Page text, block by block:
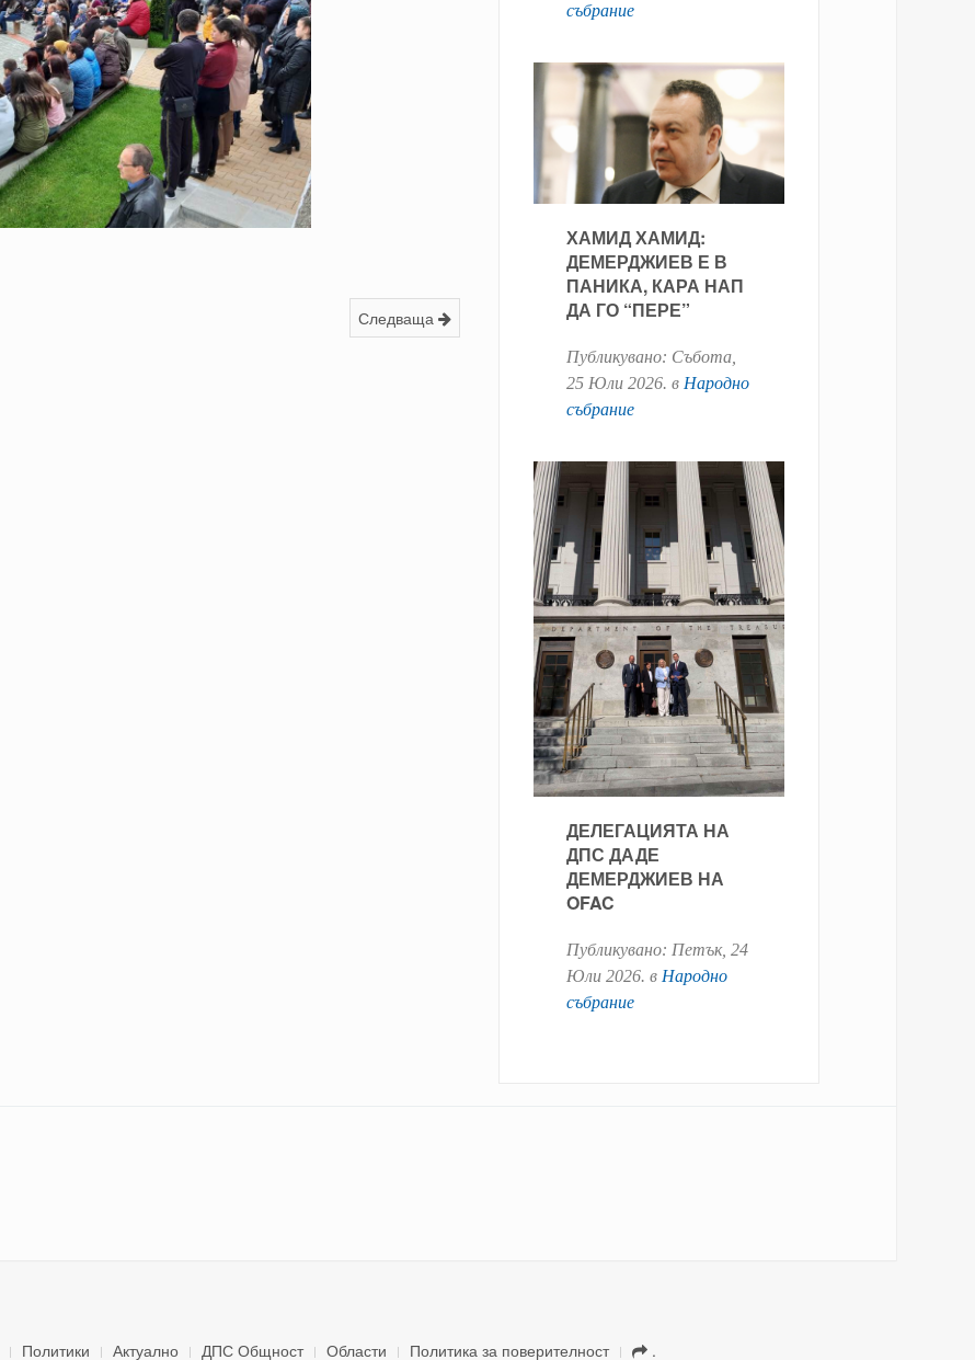
Следваща
събрание
ХАМИД ХАМИД:
ДЕМЕРДЖИЕВ Е В
ПАНИКА, КАРА НАП
ДА ГО “ПЕРЕ”
Публикувано: Събота,
25 Юли 2026. в Народно
събрание
ДЕЛЕГАЦИЯТА НА
ДПС ДАДЕ
ДЕМЕРДЖИЕВ НА
OFAC
Публикувано: Петък, 24
Юли 2026. в Народно
събрание
Политики Актуално ДПС Общност Области Политика за поверителност .